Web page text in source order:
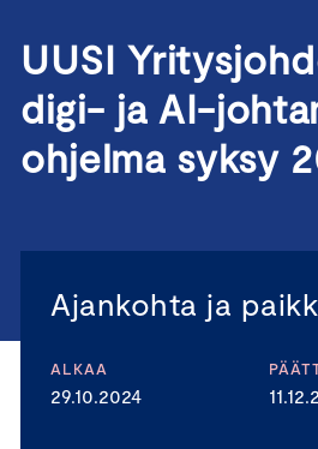
UUSI
digi- ja AI-
ohjelma syksy
Ajankohta ja
ALKAA
29.10.2024